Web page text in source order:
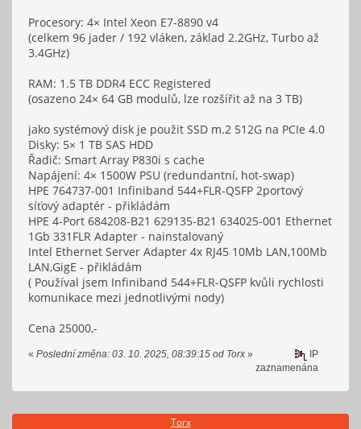
Procesory: 4× Intel Xeon E7-8890 v4
(celkem 96 jader / 192 vláken, základ 2.2GHz, Turbo až
3.4GHz)
RAM: 1.5 TB DDR4 ECC Registered
(osazeno 24× 64 GB modulů, lze rozšířit až na 3 TB)
jako systémový disk je použit SSD m.2 512G na PCIe 4.0
Disky: 5× 1 TB SAS HDD
Řadič: Smart Array P830i s cache
Napájení: 4× 1500W PSU (redundantní, hot-swap)
HPE 764737-001 Infiniband 544+FLR-QSFP 2portový
síťový adaptér - přikládám
HPE 4-Port 684208-B21 629135-B21 634025-001 Ethernet
1Gb 331FLR Adapter - nainstalovaný
Intel Ethernet Server Adapter 4x RJ45 10Mb LAN,100Mb
LAN,GigE - přikládám
( Používal jsem Infiniband 544+FLR-QSFP kvůli rychlosti
komunikace mezi jednotlivými nody)
Cena 25000,-
« Poslední změna: 03. 10. 2025, 08:39:15 od Torx »
IP
zaznamenána
Torx